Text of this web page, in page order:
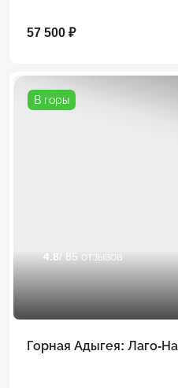
57 500 ₽
В горы
4.8/ 85 отзывов
Горная Адыгея: Лаго-